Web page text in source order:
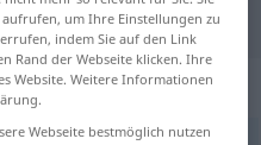
um Ihre Einstellungen zu
indem Sie auf den Link
Rand der Webseite klicken. Ihre
Website. Weitere Informationen
Webseite bestmöglich nutzen